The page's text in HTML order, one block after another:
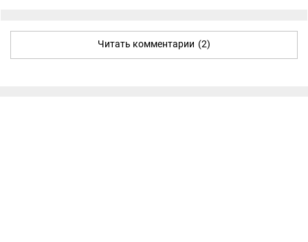
Читать комментарии (2)